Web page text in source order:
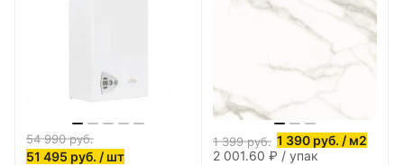
54 990руб.
51 495 руб. / шт
1 399руб. 1 390 руб. / м2
2 001.60 ₽ / упак